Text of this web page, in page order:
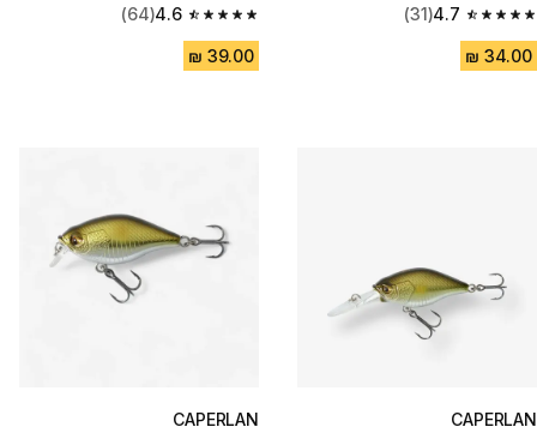
JERKBAIT MINNOW עמוק
4.7
4.7 out of 5 stars from 31 reviews
(31)
4.6
4.6 out of 5 stars from 64 reviews
(64)
CAPERLAN
CAPERLAN